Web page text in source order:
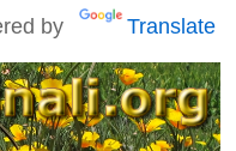
by Translate